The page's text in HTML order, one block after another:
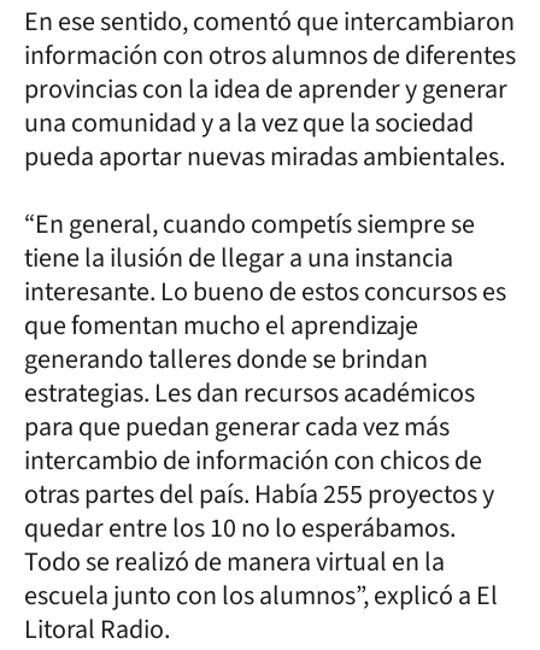
En ese sentido, comentó que intercambiaron
información con otros alumnos de diferentes
provincias con la idea de aprender y generar
una comunidad y a la vez que la sociedad
pueda aportar nuevas miradas ambientales.
“En general, cuando competís siempre se
tiene la ilusión de llegar a una instancia
interesante. Lo bueno de estos concursos es
que fomentan mucho el aprendizaje
generando talleres donde se brindan
estrategias. Les dan recursos académicos
para que puedan generar cada vez más
intercambio de información con chicos de
otras partes del país. Había 255 proyectos y
quedar entre los 10 no lo esperábamos.
Todo se realizó de manera virtual en la
escuela junto con los alumnos”, explicó a El
Litoral Radio.